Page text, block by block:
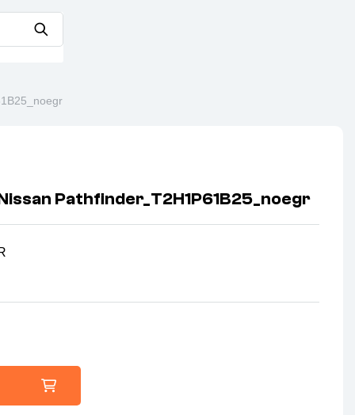
Pathfinder_T2H1P61B25_noegr